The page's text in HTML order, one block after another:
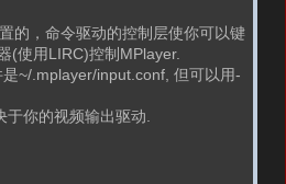
的，命令驱动的控制层使你可以键
(使用LIRC)控制MPlayer.
~/.mplayer/input.conf, 但可以用-
于你的视频输出驱动.